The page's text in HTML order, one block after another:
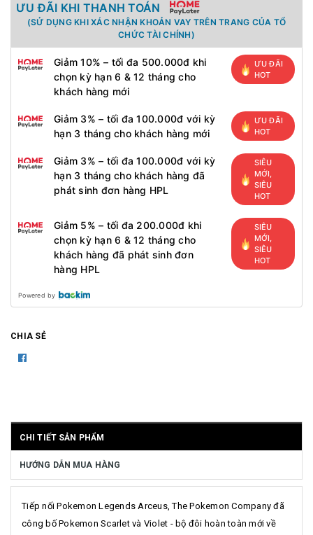
ƯU ĐÃI KHI THANH TOÁN
(SỬ DỤNG KHI XÁC NHẬN KHOẢN VAY TRÊN TRANG CỦA TỔ
CHỨC TÀI CHÍNH)
Giảm 10% – tối đa 500.000đ khi
chọn kỳ hạn 6 & 12 tháng cho
khách hàng mới
ƯU ĐÃI
HOT
Giảm 3% – tối đa 100.000đ với kỳ
hạn 3 tháng cho khách hàng mới
ƯU ĐÃI
HOT
Giảm 3% – tối đa 100.000đ với kỳ
hạn 3 tháng cho khách hàng đã
phát sinh đơn hàng HPL
SIÊU
MỚI,
SIÊU
HOT
Giảm 5% – tối đa 200.000đ khi
chọn kỳ hạn 6 & 12 tháng cho
khách hàng đã phát sinh đơn
hàng HPL
SIÊU
MỚI,
SIÊU
HOT
Powered by
CHIA SẺ
CHI TIẾT SẢN PHẨM
HƯỚNG DẪN MUA HÀNG
Tiếp nối Pokemon Legends Arceus, The Pokemon Company đã
công bố Pokemon Scarlet và Violet - bộ đôi hoàn toàn mới về